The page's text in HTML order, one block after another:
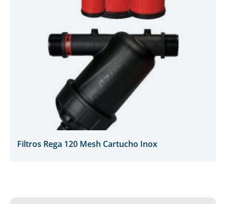
Filtros Rega 120 Mesh Cartucho Inox